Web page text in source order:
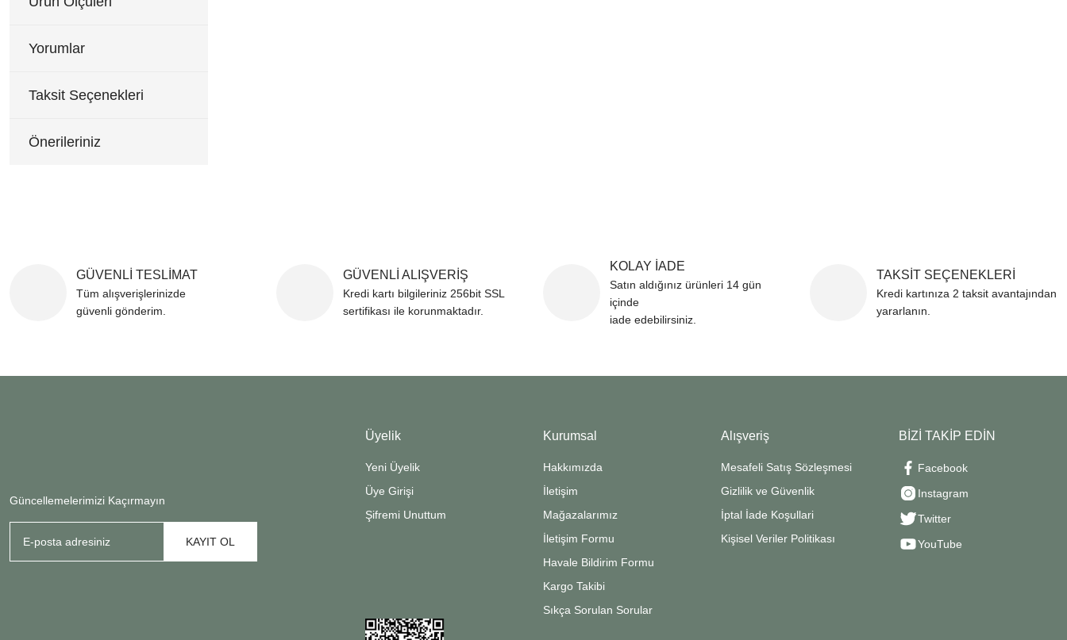
Yorumlar
Taksit Seçenekleri
Önerileriniz
GÜVENLİ TESLİMAT
Tüm alışverişlerinizde
güvenli gönderim.
GÜVENLİ ALIŞVERİŞ
Kredi kartı bilgileriniz 256bit SSL
sertifikası ile korunmaktadır.
KOLAY İADE
Satın aldığınız ürünleri 14 gün
içinde
iade edebilirsiniz.
TAKSİT SEÇENEKLERİ
Kredi kartınıza 2 taksit avantajından
yararlanın.
Güncellemelerimizi Kaçırmayın
KAYIT OL
Üyelik
Yeni Üyelik
Üye Girişi
Şifremi Unuttum
Kurumsal
Hakkımızda
İletişim
Mağazalarımız
İletişim Formu
Havale Bildirim Formu
Kargo Takibi
Sıkça Sorulan Sorular
Alışveriş
Mesafeli Satış Sözleşmesi
Gizlilik ve Güvenlik
İptal İade Koşullari
Kişisel Veriler Politikası
BİZİ TAKİP EDİN
Facebook
Instagram
Twitter
YouTube